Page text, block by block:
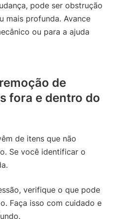
pode ser obstrução
mais profunda. Avance
ou para a ajuda
de
fora e dentro do
de itens que não
Se você identificar o
verifique o que pode
Faça isso com cuidado e